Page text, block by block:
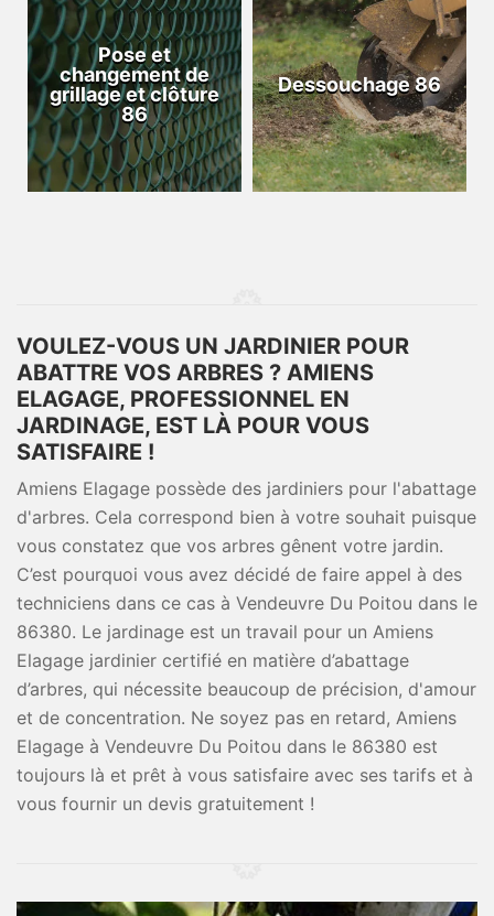
Pose et
changement de
grillage et clôture
86
Dessouchage 86
VOULEZ-VOUS UN JARDINIER POUR
ABATTRE VOS ARBRES ? AMIENS
ELAGAGE, PROFESSIONNEL EN
JARDINAGE, EST LÀ POUR VOUS
SATISFAIRE !
Amiens Elagage possède des jardiniers pour l'abattage
d'arbres. Cela correspond bien à votre souhait puisque
vous constatez que vos arbres gênent votre jardin.
C’est pourquoi vous avez décidé de faire appel à des
techniciens dans ce cas à Vendeuvre Du Poitou dans le
86380. Le jardinage est un travail pour un Amiens
Elagage jardinier certifié en matière d’abattage
d’arbres, qui nécessite beaucoup de précision, d'amour
et de concentration. Ne soyez pas en retard, Amiens
Elagage à Vendeuvre Du Poitou dans le 86380 est
toujours là et prêt à vous satisfaire avec ses tarifs et à
vous fournir un devis gratuitement !